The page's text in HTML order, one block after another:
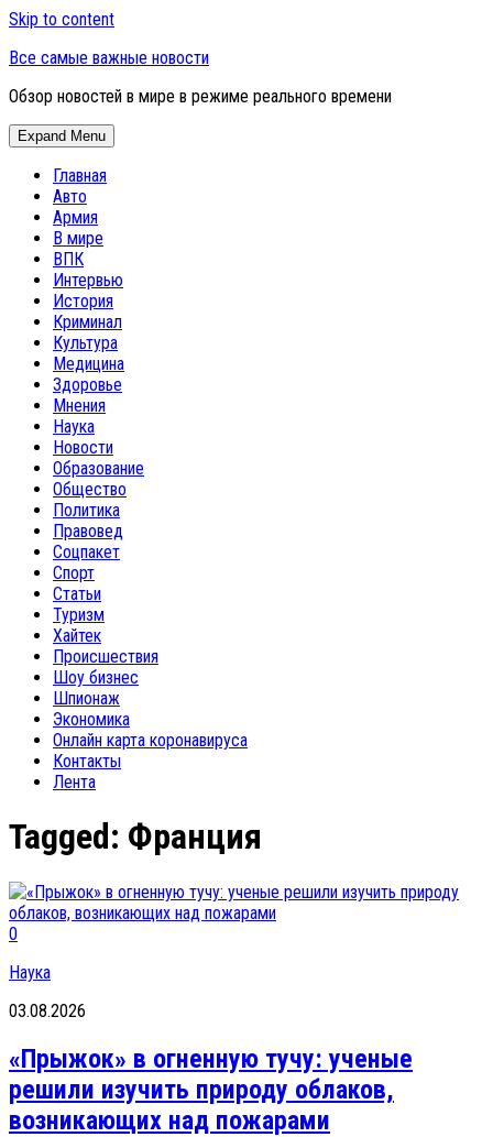
Skip to content
Все самые важные новости
Обзор новостей в мире в режиме реального времени
Expand Menu
Главная
Авто
Армия
В мире
ВПК
Интервью
История
Криминал
Культура
Медицина
Здоровье
Мнения
Наука
Новости
Образование
Общество
Политика
Правовед
Соцпакет
Спорт
Статьи
Туризм
Хайтек
Происшествия
Шоу бизнес
Шпионаж
Экономика
Онлайн карта коронавируса
Контакты
Лента
Tagged: Франция
0
Наука
03.08.2026
«Прыжок» в огненную тучу: ученые
решили изучить природу облаков,
возникающих над пожарами